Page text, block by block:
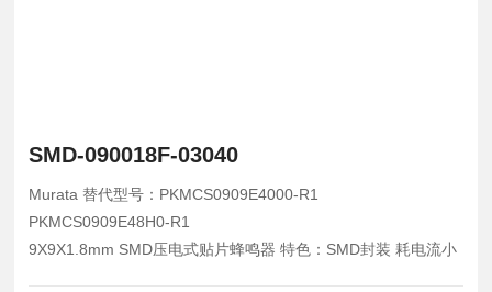
SMD-090018F-03040
Murata 替代型号：PKMCS0909E4000-R1
PKMCS0909E48H0-R1
9X9X1.8mm SMD压电式贴片蜂鸣器 特色：SMD封装 耗电流小